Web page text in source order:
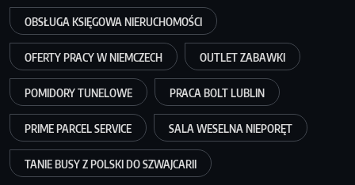
OBSŁUGA KSIĘGOWA NIERUCHOMOŚCI
OFERTY PRACY W NIEMCZECH OUTLET ZABAWKI
POMIDORY TUNELOWE PRACA BOLT LUBLIN
PRIME PARCEL SERVICE SALA WESELNA NIEPORĘT
TANIE BUSY Z POLSKI DO SZWAJCARII